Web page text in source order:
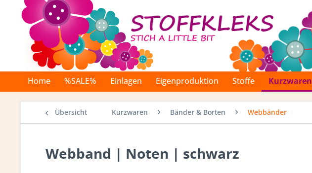
Home %SALE% Einlagen Eigenproduktion Stoffe Kurzwaren
Übersicht Kurzwaren Bänder & Borten Webbänder
Webband | Noten | schwarz